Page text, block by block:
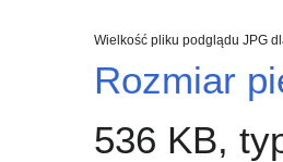
Wielkość pliku podglądu JPG
Rozmiar
536 KB,